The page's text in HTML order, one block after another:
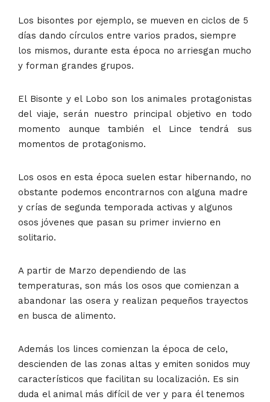
Los bisontes por ejemplo, se mueven en ciclos de 5
días dando círculos entre varios prados, siempre
los mismos, durante esta época no arriesgan mucho
y forman grandes grupos.
El Bisonte y el Lobo son los animales protagonistas
del viaje, serán nuestro principal objetivo en todo
momento aunque también el Lince tendrá sus
momentos de protagonismo.
Los osos en esta época suelen estar hibernando, no
obstante podemos encontrarnos con alguna madre
y crías de segunda temporada activas y algunos
osos jóvenes que pasan su primer invierno en
solitario.
A partir de Marzo dependiendo de las
temperaturas, son más los osos que comienzan a
abandonar las osera y realizan pequeños trayectos
en busca de alimento.
Además los linces comienzan la época de celo,
descienden de las zonas altas y emiten sonidos muy
característicos que facilitan su localización. Es sin
duda el animal más difícil de ver y para él tenemos